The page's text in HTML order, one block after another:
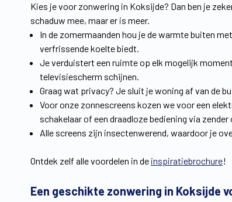
Kies je voor zonwering in Koksijde? Dan ben je
schaduw mee, maar er is meer.
In de zomermaanden hou je de warmte buiten
verfrissende koelte biedt.
Je verduistert een ruimte op elk mogelijk
televisiescherm schijnen.
Graag wat privacy? Je sluit je woning af van de
Voor onze zonnescreens kozen we voor een
schakelaar of een draadloze bediening via
Alle screens zijn insectenwerend, waardoor je
Ontdek zelf alle voordelen in de inspiratiebrochure!
Een geschikte zonwering in Koksijde